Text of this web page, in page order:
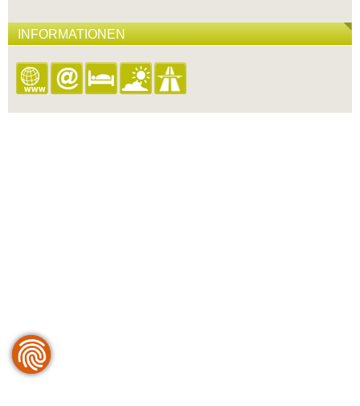
INFORMATIONEN